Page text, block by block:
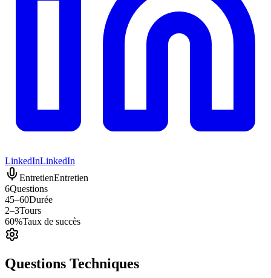
LinkedInLinkedIn
EntretienEntretien
6Questions
45–60Durée
2–3Tours
60%Taux de succès
Questions Techniques